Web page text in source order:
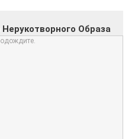
Образа